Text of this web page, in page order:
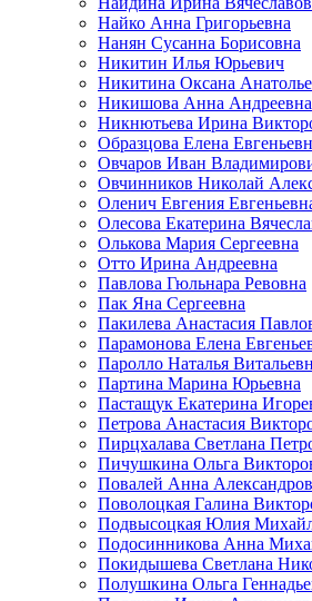
Найко Анна Григорьевна
Нанян Сусанна Борисовна
Никитин Илья Юрьевич
Никитина Оксана
Никишова Анна Андреевна
Никнютьева Ирина
Образцова Елена
Овчаров Иван
Овчинников Николай
Оленич Евгения
Олесова Екатерина
Олькова Мария Сергеевна
Отто Ирина Андреевна
Павлова Гюльнара Ревовна
Пак Яна Сергеевна
Пакилева Анастасия
Парамонова Елена
Паролло Наталья
Партина Марина Юрьевна
Пастащук Екатерина
Петрова Анастасия
Пирцхалава Светлана
Пичушкина Ольга
Повалей Анна
Поволоцкая Галина
Подвысоцкая Юлия
Подосинникова Анна
Покидышева Светлана
Полушкина Ольга